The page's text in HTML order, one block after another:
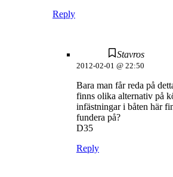
Reply
Stavros
2012-02-01 @ 22:50
Bara man får reda på
finns olika alternativ på
infästningar i båten här
fundera på?
D35
Reply